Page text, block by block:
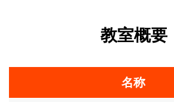
教室概要
名称